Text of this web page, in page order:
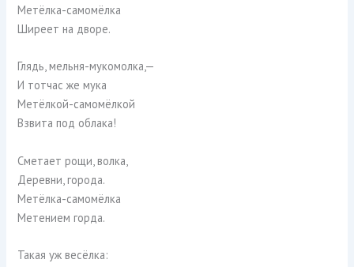
Метёлка-самомёлка
Ширеет на дворе.
Глядь, мельня-мукомолка,—
И тотчас же мука
Метёлкой-самомёлкой
Взвита под облака!
Сметает рощи, волка,
Деревни, города.
Метёлка-самомёлка
Метением горда.
Такая уж весёлка: